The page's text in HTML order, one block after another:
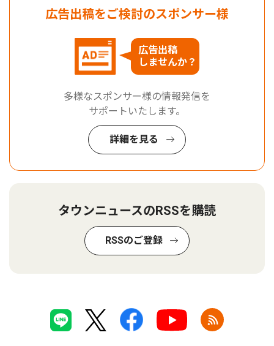
広告出稿をご検討のスポンサー様
広告出稿
しませんか？
多様なスポンサー様の情報発信を
サポートいたします。
詳細を見る
タウンニュースのRSSを購読
RSSのご登録